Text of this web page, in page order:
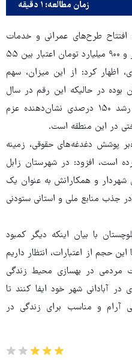
زمان مطالعه: ۱ دقیقه
افتتاح طرح‌های عمرانی و خدمات
شهری زابل با اشاره به توزیع پنج هزار و ۹۰۰ میلیارد تومان اعتبار بین ۵۵
اظهار کرد: از این میزان، سهم
بوده در حالیکه این رقم در سال
گذشته ۴۰۰ میلیارد تومان بود. این رشد ۱۵۰ درصدی نشان‌دهنده عزم
در این منطقه است.
پوشش دغدغه‌های حقوقی، زمینه
است، افزود: در شهرستان زابل
شهردار و همکارانش به عنوان یک
جذب منابع ملی و استانی ستودنی
با بیان اینکه دیگر کمبود
حجم از اعتبارات، انتظار داریم
مردمی در بهسازی محیط زندگی
آبادانی شهر خود ایفا کنند تا
آرام و مناسب برای زندگی در